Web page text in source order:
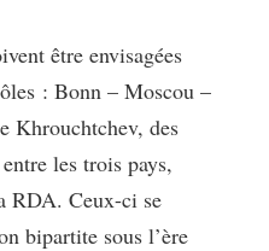
être envisagées
: Bonn – Moscou –
Khrouchtchev, des
les trois pays,
RDA. Ceux-ci se
bipartite sous l’ère